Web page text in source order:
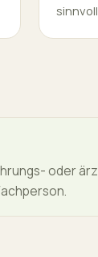
oder